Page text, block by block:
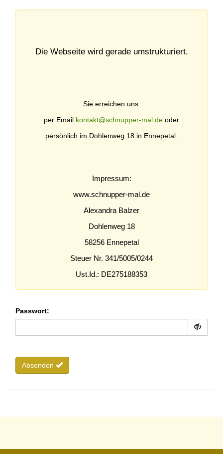
Die Webseite wird gerade umstrukturiert.
Sie erreichen uns
per Email kontakt@schnupper-mal.de oder
persönlich im Dohlenweg 18 in Ennepetal.
Impressum:
www.schnupper-mal.de
Alexandra Balzer
Dohlenweg 18
58256 Ennepetal
Steuer Nr. 341/5005/0244
Ust.Id.: DE275188353
Passwort:
Absenden